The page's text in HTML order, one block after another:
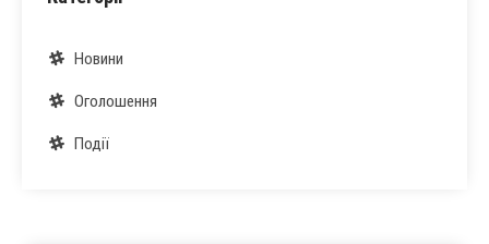
Новини
Оголошення
Події